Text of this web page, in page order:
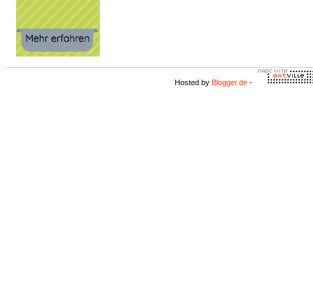
Hosted by Blogger.de -